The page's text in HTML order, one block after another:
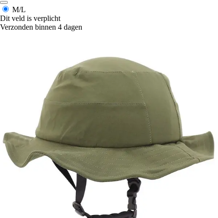
M/L
Dit veld is verplicht
Verzonden binnen 4 dagen